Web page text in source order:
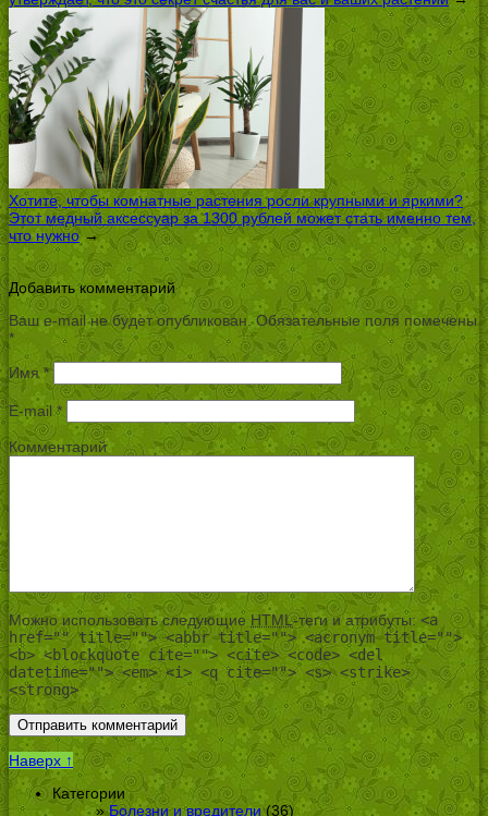
Хотите, чтобы комнатные растения росли крупными и яркими?
Этот медный аксессуар за 1300 рублей может стать именно тем,
что нужно→
Добавить комментарий
Ваш e-mail не будет опубликован.Обязательные поля помечены
*
Имя*
E-mail*
Комментарий
Можно использовать следующие HTML-теги и атрибуты: <a
href="" title=""> <abbr title=""> <acronym title="">
<b> <blockquote cite=""> <cite> <code> <del
datetime=""> <em> <i> <q cite=""> <s> <strike>
<strong>
Наверх ↑
Категории
Болезни и вредители(36)